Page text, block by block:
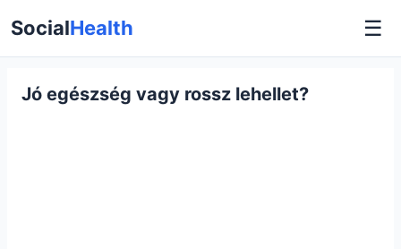
SocialHealth ☰
Jó egészség vagy rossz lehellet?